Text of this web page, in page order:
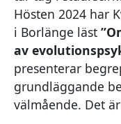
Hösten 2024 har
i Borlänge läst
av
presenterar
grundläggande
välmående. Det